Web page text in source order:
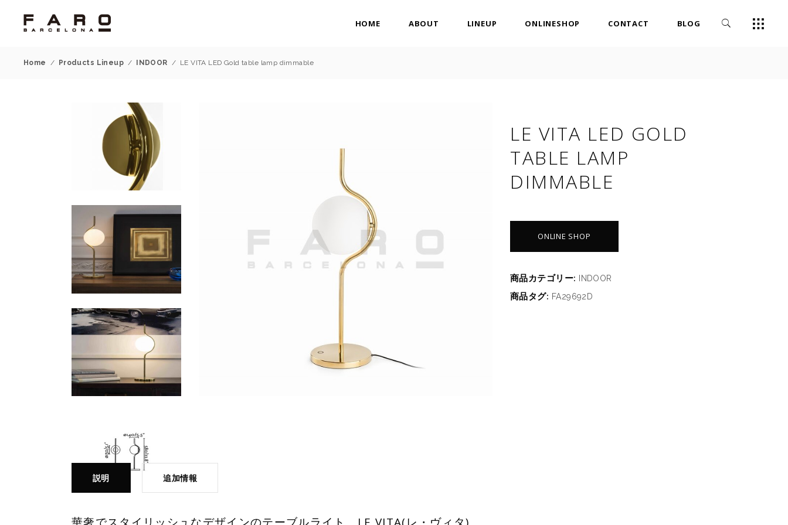
HOME ABOUT LINEUP ONLINESHOP CONTACT BLOG
Home / Products Lineup / INDOOR / LE VITA LED Gold table lamp dimmable
LE VITA LED GOLD
TABLE LAMP
DIMMABLE
ONLINE SHOP
商品カテゴリー: INDOOR
商品タグ: FA29692D
説明 追加情報